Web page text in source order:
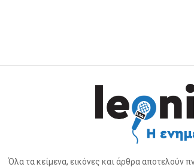
Όλα τα κείμενα, εικόνες και άρθρα αποτελούν